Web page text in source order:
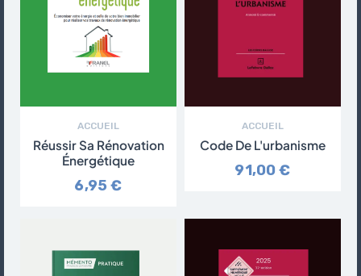
ACCUEIL
Réussir Sa Rénovation
Énergétique
6,95 €
ACCUEIL
Code De L'urbanisme
91,00 €